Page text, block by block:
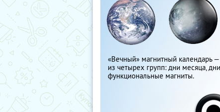
«Вечный» магнитный календарь
из четырех групп: дни месяца,
функциональные магниты.